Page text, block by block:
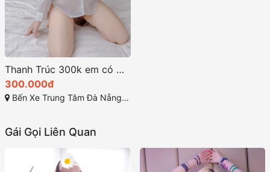
Thanh Trúc 300k em có một vẻ đẹp thật sự cuốn hút
300.000đ
Bến Xe Trung Tâm Đà Nẵng, Tôn Đức Thắng, Liên Chiểu, Đà Nẵng
Gái Gọi Liên Quan